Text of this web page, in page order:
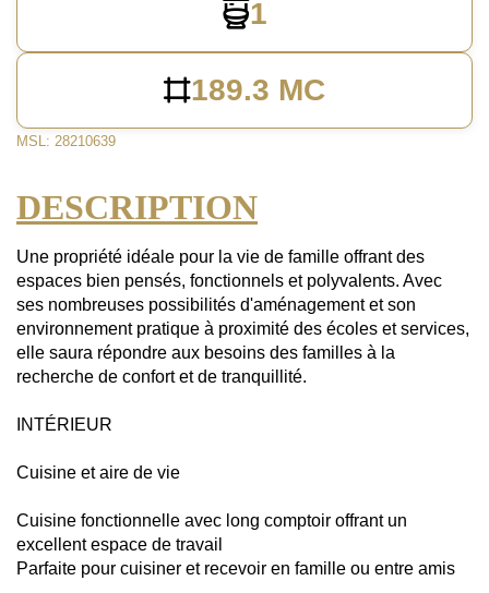
1
189.3 MC
MSL: 28210639
DESCRIPTION
Une propriété idéale pour la vie de famille offrant des
espaces bien pensés, fonctionnels et polyvalents. Avec
ses nombreuses possibilités d'aménagement et son
environnement pratique à proximité des écoles et services,
elle saura répondre aux besoins des familles à la
recherche de confort et de tranquillité.
INTÉRIEUR
Cuisine et aire de vie
Cuisine fonctionnelle avec long comptoir offrant un
excellent espace de travail
Parfaite pour cuisiner et recevoir en famille ou entre amis